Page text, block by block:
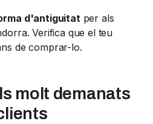
d'antiguitatper als
Verifica que el teu
de comprar-lo.
molt demanats